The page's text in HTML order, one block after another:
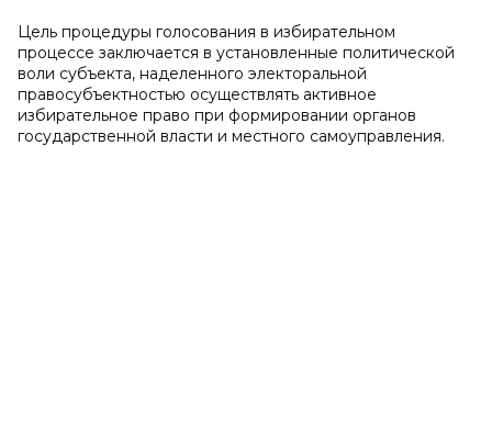
Цель процедуры голосования в избирательном
процессе заключается в установленные политической
воли субъекта, наделенного электоральной
правосубъектностью осуществлять активное
избирательное право при формировании органов
государственной власти и местного самоуправления.